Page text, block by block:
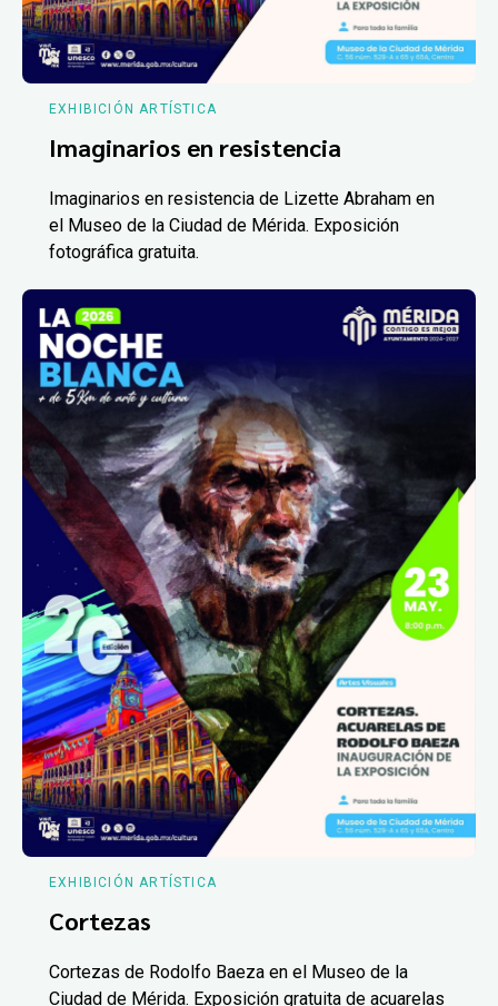
EXHIBICIÓN ARTÍSTICA
Imaginarios en resistencia
Imaginarios en resistencia de Lizette Abraham en
el Museo de la Ciudad de Mérida. Exposición
fotográfica gratuita.
EXHIBICIÓN ARTÍSTICA
Cortezas
Cortezas de Rodolfo Baeza en el Museo de la
Ciudad de Mérida. Exposición gratuita de acuarelas